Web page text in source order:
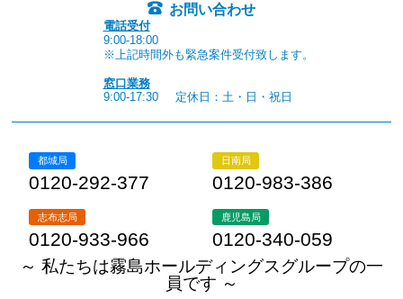
お問い合わせ
電話受付
9:00-18:00
※上記時間外も緊急案件受付致します。
窓口業務
9:00-17:30
定休日：土・日・祝日
都城局
0120-292-377
日南局
0120-983-386
志布志局
0120-933-966
鹿児島局
0120-340-059
～ 私たちは霧島ホールディングスグループの一
員です ～